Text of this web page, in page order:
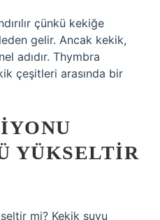
çünkü kekiğe
gelir. Ancak kekik,
adıdır. Thymbra
çeşitleri arasında bir
YÜKSELTIR
mi? Kekik suyu